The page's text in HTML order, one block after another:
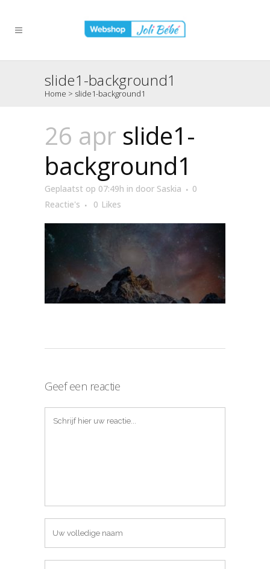
slide1-background1
Home > slide1-background1
26 apr slide1-
background1
Geplaatst op 07:49h in door Saskia
0
Reactie's
0 Likes
Geef een reactie